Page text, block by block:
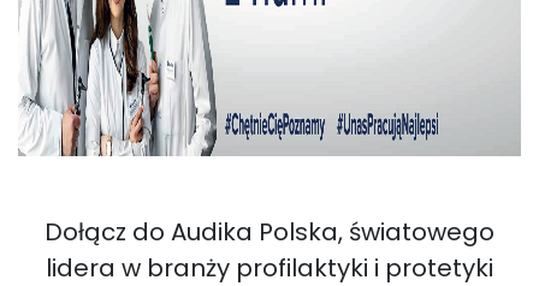
Dołącz do Audika Polska, światowego
lidera w branży profilaktyki i protetyki